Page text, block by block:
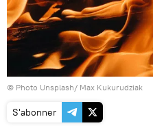
© Photo Unsplash/ Max Kukurudziak
S'abonner